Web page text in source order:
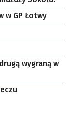
w GP Łotwy
wygraną w